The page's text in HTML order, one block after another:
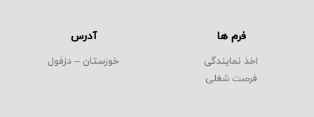
فرم ها
اخذ نمایندگی
فرصت شغلی
آدرس
خوزستان – دزفول